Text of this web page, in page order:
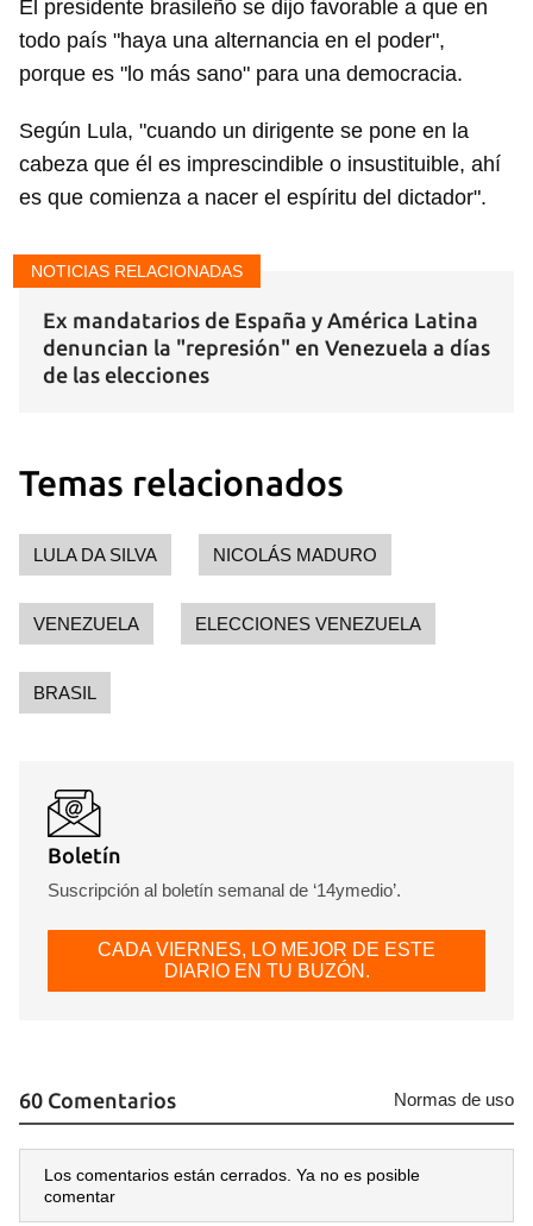
El presidente brasileño se dijo favorable a que en
todo país "haya una alternancia en el poder",
porque es "lo más sano" para una democracia.
Según Lula, "cuando un dirigente se pone en la
cabeza que él es imprescindible o insustituible, ahí
es que comienza a nacer el espíritu del dictador".
NOTICIAS RELACIONADAS
Ex mandatarios de España y América Latina
denuncian la "represión" en Venezuela a días
de las elecciones
Temas relacionados
LULA DA SILVA NICOLÁS MADURO
VENEZUELA ELECCIONES VENEZUELA
BRASIL
Boletín
Suscripción al boletín semanal de ‘14ymedio’.
CADA VIERNES, LO MEJOR DE ESTE
DIARIO EN TU BUZÓN.
60 Comentarios Normas de uso
Los comentarios están cerrados. Ya no es posible
comentar